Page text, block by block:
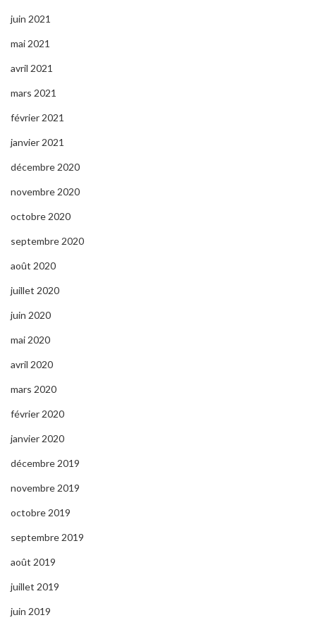
juin 2021
mai 2021
avril 2021
mars 2021
février 2021
janvier 2021
décembre 2020
novembre 2020
octobre 2020
septembre 2020
août 2020
juillet 2020
juin 2020
mai 2020
avril 2020
mars 2020
février 2020
janvier 2020
décembre 2019
novembre 2019
octobre 2019
septembre 2019
août 2019
juillet 2019
juin 2019